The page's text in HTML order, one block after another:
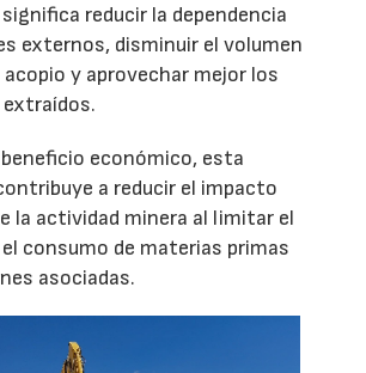
reducir la dependencia
externos, disminuir el volumen
y aprovechar mejor los
económico, esta
a reducir el impacto
la actividad minera al limitar el
consumo de materias primas
asociadas.